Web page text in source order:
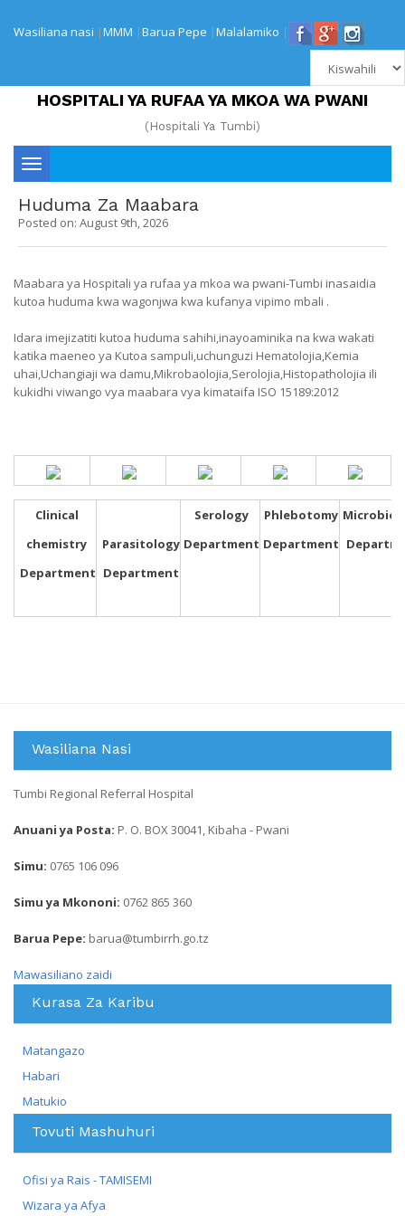
Wasiliana nasi |MMM |Barua Pepe |Malalamiko |
HOSPITALI YA RUFAA YA MKOA WA PWANI
(Hospitali Ya Tumbi)
Toggle
navigation
Huduma Za Maabara
Posted on: August 9th, 2026
Maabara ya Hospitali ya rufaa ya mkoa wa pwani-Tumbi inasaidia
kutoa huduma kwa wagonjwa kwa kufanya vipimo mbali .
Idara imejizatiti kutoa huduma sahihi,inayoaminika na kwa wakati
katika maeneo ya Kutoa sampuli,uchunguzi Hematolojia,Kemia
uhai,Uchangiaji wa damu,Mikrobaolojia,Serolojia,Histopatholojia ili
kukidhi viwango vya maabara vya kimataifa ISO 15189:2012
Clinical
chemistry
Department
Parasitology
Department
Serology
Department
Phlebotomy
Department
Wasiliana Nasi
Tumbi Regional Referral Hospital
Anuani ya Posta: P. O. BOX 30041, Kibaha - Pwani
Simu: 0765 106 096
Simu ya Mkononi: 0762 865 360
Barua Pepe: barua@tumbirrh.go.tz
Mawasiliano zaidi
Kurasa Za Karibu
Matangazo
Habari
Matukio
Tovuti Mashuhuri
Ofisi ya Rais - TAMISEMI
Wizara ya Afya